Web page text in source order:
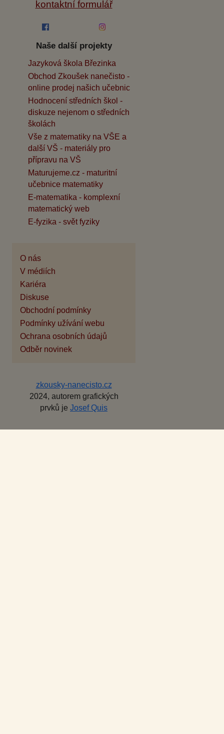
kontaktní formulář
Naše další projekty
Jazyková škola Březinka
Obchod Zkoušek nanečisto -
online prodej našich učebnic
Hodnocení středních škol -
diskuze nejenom o středních
školách
Vše z matematiky na VŠE a
další VŠ - materiály pro
přípravu na VŠ
Maturujeme.cz - maturitní
učebnice matematiky
E-matematika - komplexní
matematický web
E-fyzika - svět fyziky
O nás
V médiích
Kariéra
Diskuse
Obchodní podmínky
Podmínky užívání webu
Ochrana osobních údajů
Odběr novinek
zkousky-nanecisto.cz
2024, autorem grafických
prvků je Josef Quis